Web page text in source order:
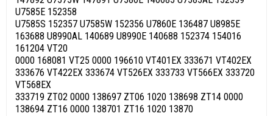
U7585E 152358
U7585S 152357 U7585W 152356 U7860E 136487 U8985E
163688 U8990AL 140689 U8990E 140688 152374 154016
161204 VT20
0000 168081 VT25 0000 196610 VT401EX 333671 VT402EX
333676 VT422EX 333674 VT526EX 333733 VT566EX 333720
VT568EX
333719 ZT02 0000 138697 ZT06 1020 138698 ZT14 0000
138694 ZT16 0000 138701 ZT16 1020 13870